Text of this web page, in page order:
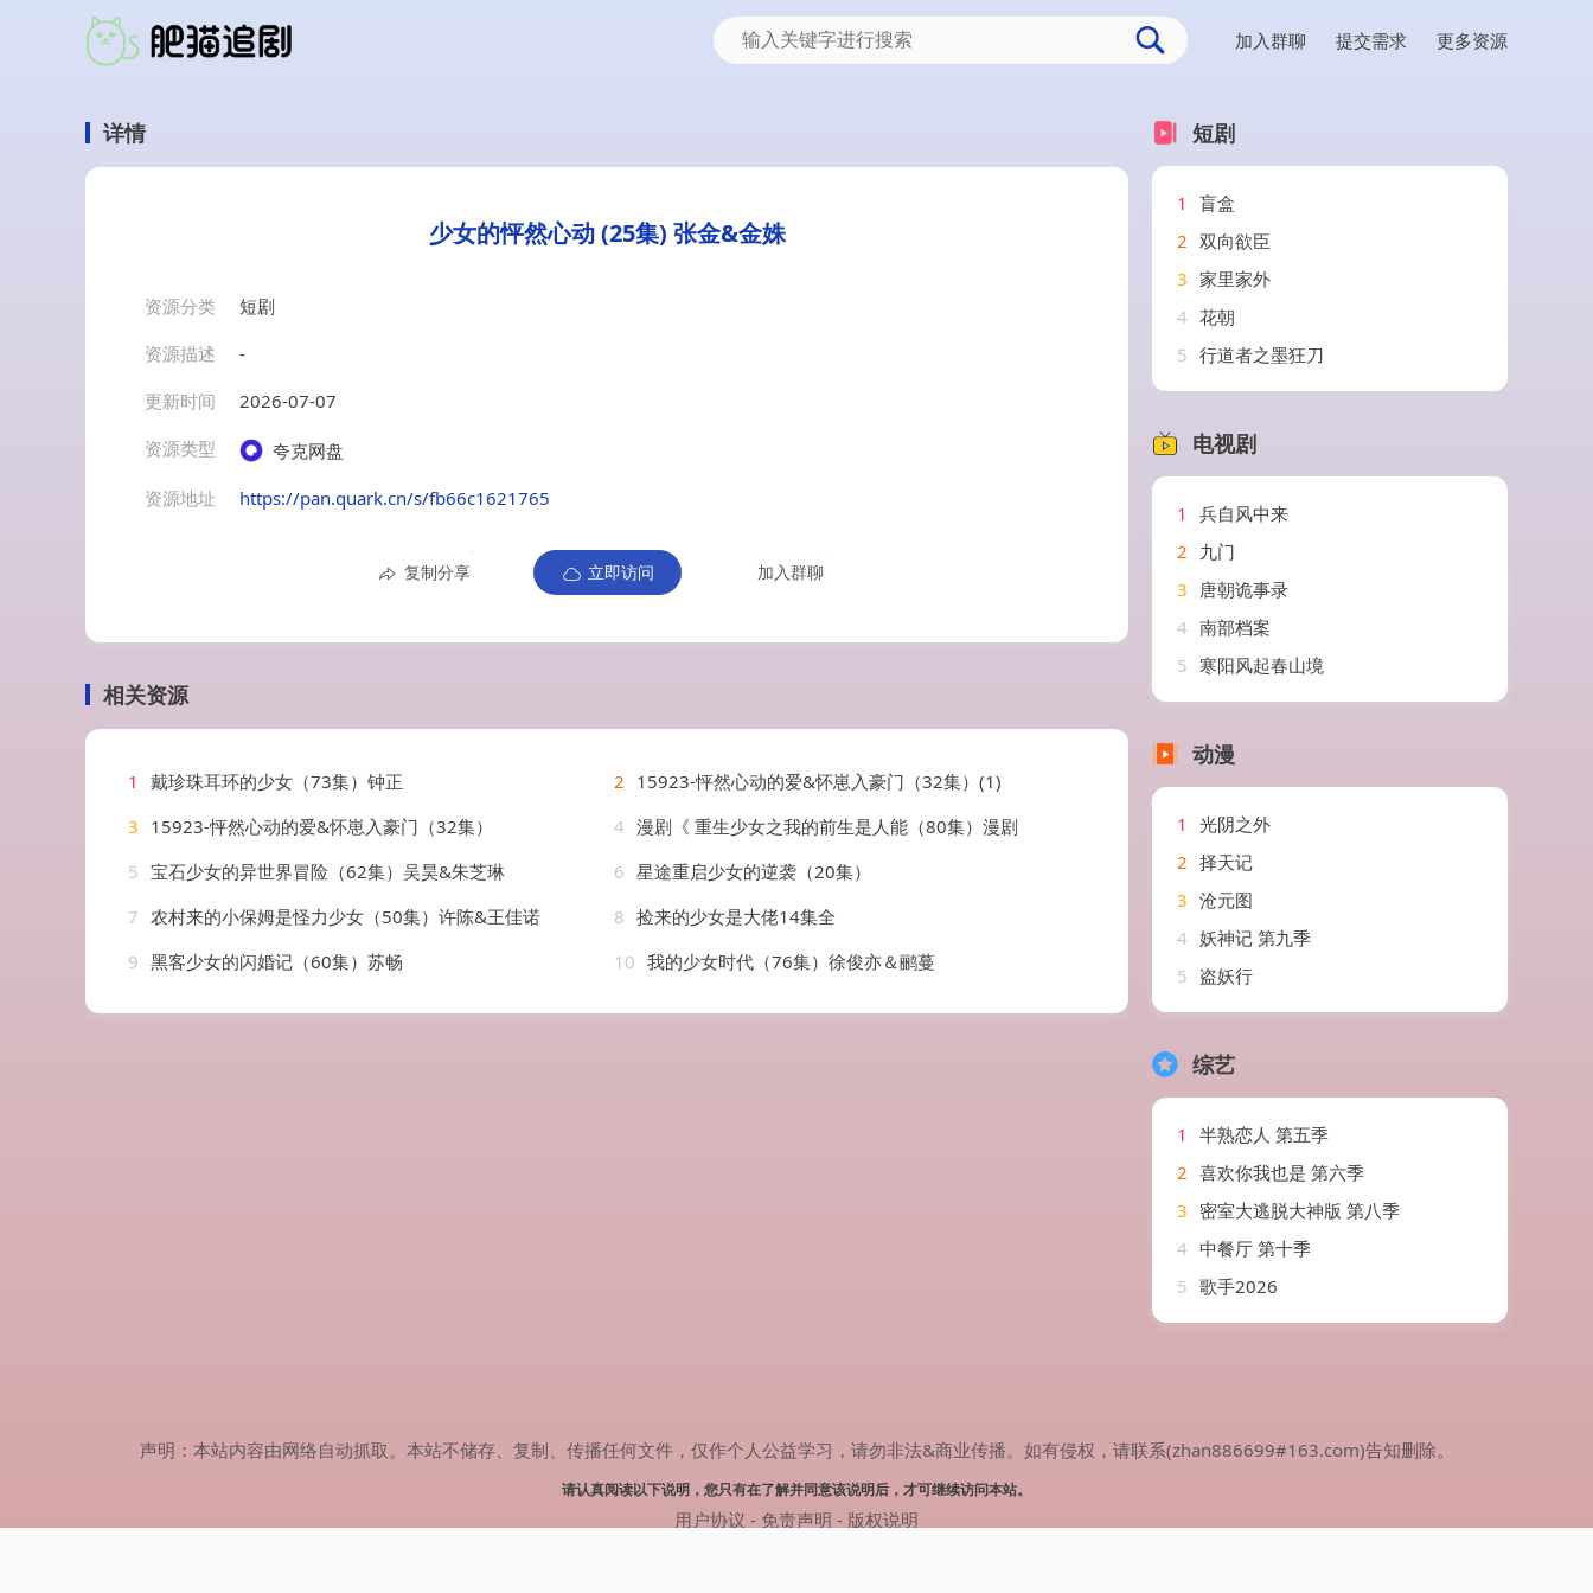
加入群聊 提交需求 更多资源
详情
少女的怦然心动 (25集) 张金&金姝
资源分类
短剧
资源描述
-
更新时间
2026-07-07
资源类型
夸克网盘
资源地址
https://pan.quark.cn/s/fb66c1621765
复制分享 立即访问 加入群聊
相关资源
1 戴珍珠耳环的少女（73集）钟正 2 15923-怦然心动的爱&怀崽入豪门（32集）(1)
3 15923-怦然心动的爱&怀崽入豪门（32集） 4 漫剧《 重生少女之我的前生是人能（80集）漫剧
5 宝石少女的异世界冒险（62集）吴昊&朱芝琳 6 星途重启少女的逆袭（20集）
7 农村来的小保姆是怪力少女（50集）许陈&王佳诺 8 捡来的少女是大佬14集全
9 黑客少女的闪婚记（60集）苏畅 10 我的少女时代（76集）徐俊亦＆鹂蔓
短剧
1
盲盒
2 双向欲臣
3 家里家外
4 花朝
5 行道者之墨狂刀
电视剧
1
兵自风中来
2 九门
3 唐朝诡事录
4 南部档案
5 寒阳风起春山境
动漫
1
光阴之外
2 择天记
3 沧元图
4 妖神记 第九季
5 盗妖行
综艺
1
半熟恋人 第五季
2 喜欢你我也是 第六季
3 密室大逃脱大神版 第八季
4 中餐厅 第十季
5 歌手2026
声明：本站内容由网络自动抓取。本站不储存、复制、传播任何文件，仅作个人公益学习，请勿非法&商业传播。如有侵权，请联系(zhan886699#163.com)告知删除。
请认真阅读以下说明，您只有在了解并同意该说明后，才可继续访问本站。
用户协议 - 免责声明 - 版权说明